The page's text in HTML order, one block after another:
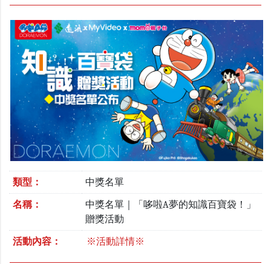
類型： 中獎名單
名稱：
中獎名單｜「哆啦A夢的知識百寶袋！」
贈獎活動
活動內容： ※活動詳情※